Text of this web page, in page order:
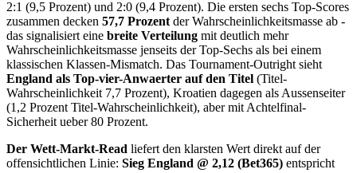
2:1 (9,5 Prozent) und 2:0 (9,4 Prozent). Die ersten sechs Top-Scores
zusammen decken 57,7 Prozent der Wahrscheinlichkeitsmasse ab -
das signalisiert eine breite Verteilung mit deutlich mehr
Wahrscheinlichkeitsmasse jenseits der Top-Sechs als bei einem
klassischen Klassen-Mismatch. Das Tournament-Outright sieht
England als Top-vier-Anwaerter auf den Titel (Titel-
Wahrscheinlichkeit 7,7 Prozent), Kroatien dagegen als Aussenseiter
(1,2 Prozent Titel-Wahrscheinlichkeit), aber mit Achtelfinal-
Sicherheit ueber 80 Prozent.
Der Wett-Markt-Read liefert den klarsten Wert direkt auf der
offensichtlichen Linie: Sieg England @ 2,12 (Bet365) entspricht